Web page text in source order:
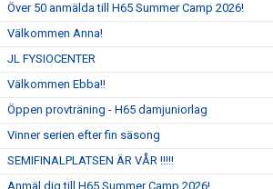
Över 50 anmälda till H65 Summer Camp 2026!
Välkommen Anna!
JL FYSIOCENTER
Välkommen Ebba!!
Öppen provträning - H65 damjuniorlag
Vinner serien efter fin säsong
SEMIFINALPLATSEN ÄR VÅR !!!!!
Anmäl dig till H65 Summer Camp 2026!